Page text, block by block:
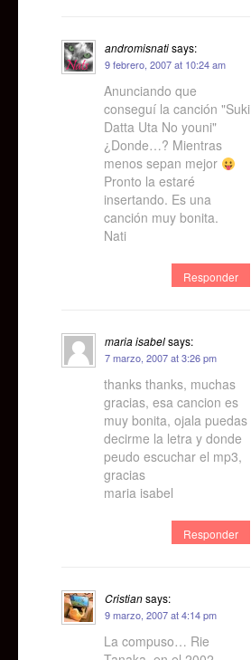
andromisnatisays:
9 febrero, 2007 at 10:24 am
Anunciando que
conseguí la canción "Suki
Datta Uta No youni"
¿Donde…? Mientras
menos sepan mejor
Pronto la estaré
insertando. Es una
canción muy bonita.
Nati
Responder
maria isabelsays:
7 marzo, 2007 at 3:26 pm
thanks thanks, muchas
gracias, esa cancion es
muy bonita, ojala puedas
decirme la letra y donde
peudo escuchar el mp3,
gracias
maria isabel
Responder
Cristiansays:
9 marzo, 2007 at 4:14 pm
La compuso… Rie